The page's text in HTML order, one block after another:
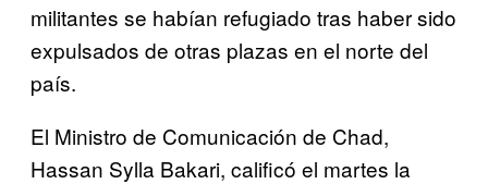
militantes se habían refugiado tras haber sido
expulsados de otras plazas en el norte del
país.
El Ministro de Comunicación de Chad,
Hassan Sylla Bakari, calificó el martes la